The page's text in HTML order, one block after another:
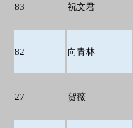
83 祝文君
82 向青林
27 贺薇